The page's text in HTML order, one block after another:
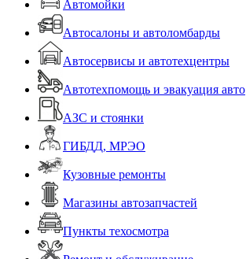
Автомойки
Автосалоны и автоломбарды
Автосервисы и автотехцентры
Автотехпомощь и эвакуация авто
АЗС и стоянки
ГИБДД, МРЭО
Кузовные ремонты
Магазины автозапчастей
Пункты техосмотра